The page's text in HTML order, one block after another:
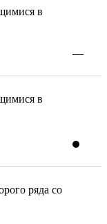
в
—
в
ряда со